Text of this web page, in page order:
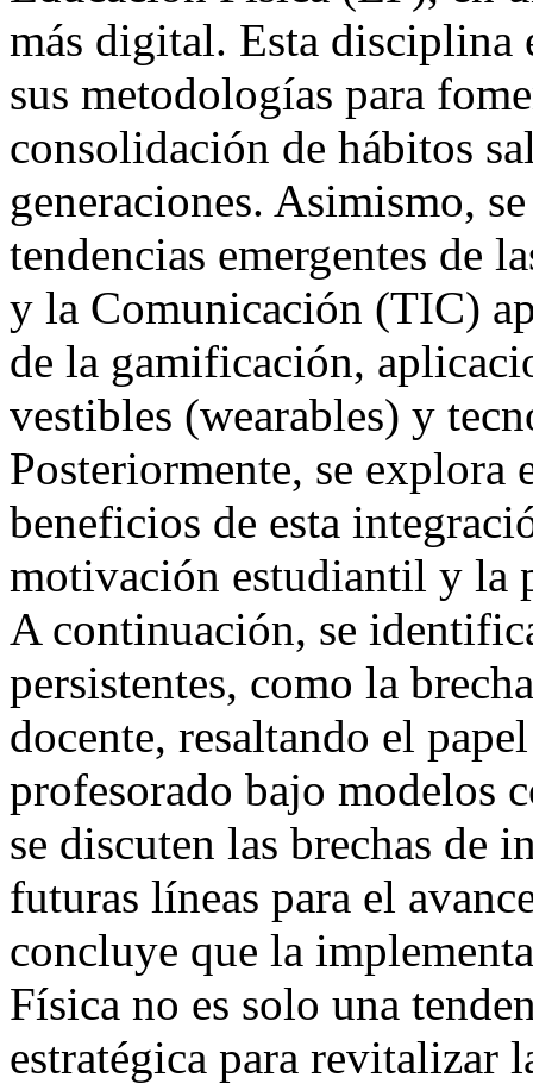
más digital. Esta disciplina
sus metodologías para
consolidación de hábitos
generaciones. Asimismo,
tendencias emergentes de
y la Comunicación (TIC)
de la gamificación,
vestibles (wearables) y
Posteriormente, se
beneficios de esta
motivación estudiantil y la
A continuación, se
persistentes, como la
docente, resaltando el
profesorado bajo modelos
se discuten las brechas de
futuras líneas para el
concluye que la
Física no es solo una
estratégica para revitalizar